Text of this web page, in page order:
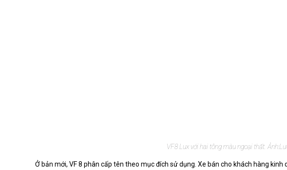
VF8 Lux với hai tông màu ngoại thất. Ảnh:
Ở bản mới, VF 8 phân cấp tên theo mục đích sử dụng. Xe bán cho khách hàng